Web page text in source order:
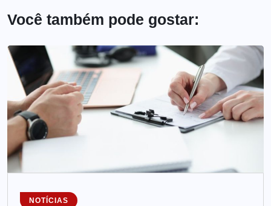
Você também pode gostar:
NOTÍCIAS